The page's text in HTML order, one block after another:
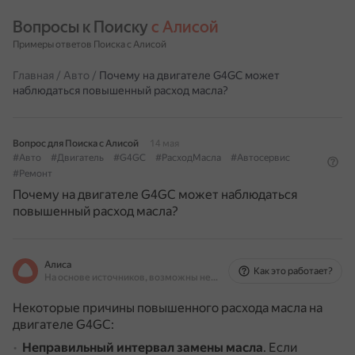
Вопросы к Поиску с Алисой
Примеры ответов Поиска с Алисой
Главная / Авто / Почему на двигателе G4GC может
наблюдаться повышенный расход масла?
Вопрос для Поиска с Алисой
14 мая
#Авто
#Двигатель #G4GC #РасходМасла
#Автосервис
#Ремонт
Почему на двигателе G4GC может наблюдаться
повышенный расход масла?
Алиса
На основе источников, возможны неточности
Как это работает?
Некоторые причины повышенного расхода масла на
двигателе G4GC:
Неправильный интервал замены масла. Если